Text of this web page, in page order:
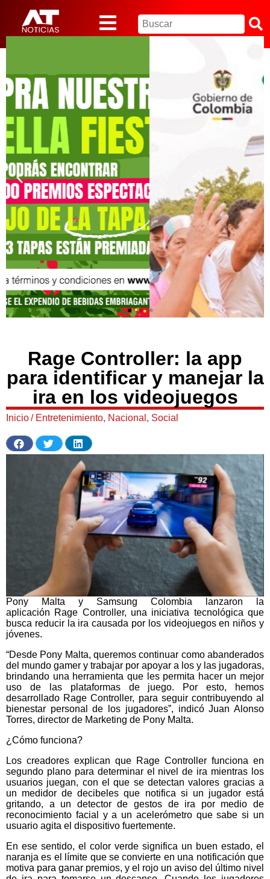
Rage Controller: la app
para identificar y manejar la
ira en los videojuegos
Inicio/ Entretenimiento, Nacional , Social
Pony Malta y Samsung Colombia lanzaron la
aplicación Rage Controller, una iniciativa tecnológica que
busca reducir la ira causada por los videojuegos en niños y
jóvenes.
“Desde Pony Malta, queremos continuar como abanderados
del mundo gamer y trabajar por apoyar a los y las jugadoras,
brindando una herramienta que les permita hacer un mejor
uso de las plataformas de juego. Por esto, hemos
desarrollado Rage Controller, para seguir contribuyendo al
bienestar personal de los jugadores”, indicó Juan Alonso
Torres, director de Marketing de Pony Malta.
¿Cómo funciona?
Los creadores explican que Rage Controller funciona en
segundo plano para determinar el nivel de ira mientras los
usuarios juegan, con el que se detectan valores gracias a
un medidor de decibeles que notifica si un jugador está
gritando, a un detector de gestos de ira por medio de
reconocimiento facial y a un acelerómetro que sabe si un
usuario agita el dispositivo fuertemente.
En ese sentido, el color verde significa un buen estado, el
naranja es el límite que se convierte en una notificación que
motiva para ganar premios, y el rojo un aviso del último nivel